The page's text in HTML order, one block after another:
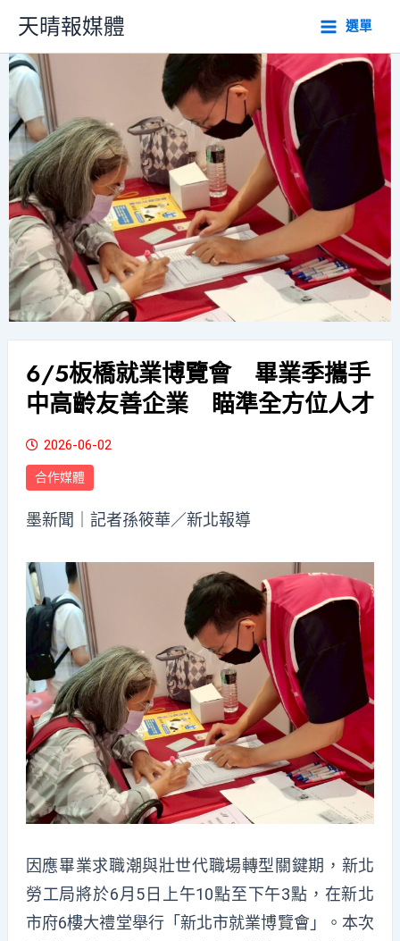
主
要
內
天晴報媒體 選單
6/5板橋就業博覽會 畢業季攜手
中高齡友善企業 瞄準全方位人才
2026-06-02
合作媒體
墨新聞 ｜記者孫筱華／新北報導
因應畢業求職潮與壯世代職場轉型關鍵期，新北
勞工局將於6月5日上午10點至下午3點，在新北
市府6樓大禮堂舉行「新北市就業博覽會」。本次